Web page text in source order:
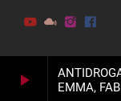
play_arrow
EMMA,